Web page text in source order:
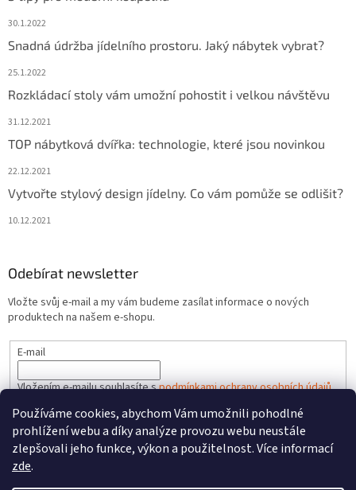
Používáme cookies, abychom Vám umožnili pohodlné
prohlížení webu a díky analýze provozu webu neustále
zlepšovali jeho funkce, výkon a použitelnost. Více informací
zde.
30.1.2022
Snadná údržba jídelního prostoru. Jaký nábytek vybrat?
25.1.2022
Rozkládací stoly vám umožní pohostit i velkou návštěvu
31.12.2021
TOP nábytková dvířka: technologie, které jsou novinkou
22.12.2021
Vytvořte stylový design jídelny. Co vám pomůže se odlišit?
10.12.2021
Odebírat newsletter
Vložte svůj e-mail a my vám budeme zasílat informace o nových
produktech na našem e-shopu.
E-mail
Vložením e-mailu souhlasíte spodmínkami ochrany osobních údajů
PŘIHLÁSIT SE